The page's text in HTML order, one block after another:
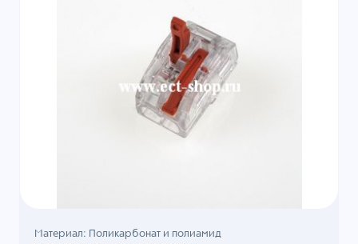
Материал: Поликарбонат и полиамид